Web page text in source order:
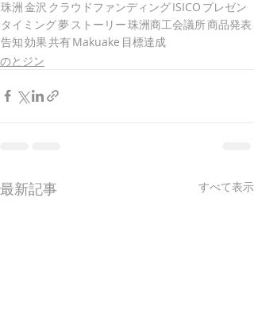
珠洲金沢 クラウドファンディングISICO プレゼン
タイミング夢 ストーリー珠洲商工会議所商品発表
告知効果共有Makuake 目標達成
のとジン
最新記事 すべて表示